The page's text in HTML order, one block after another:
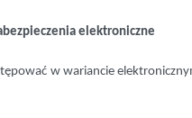
elektroniczne
w wariancie